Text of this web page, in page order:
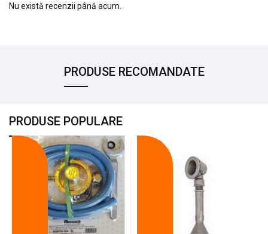
Nu există recenzii până acum.
PRODUSE RECOMANDATE
PRODUSE POPULARE